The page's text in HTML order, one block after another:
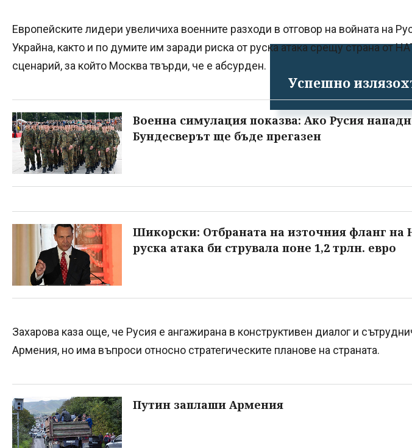
Успешно
Европейските лидери увеличиха военните разходи в отговор на войната на
Украйна, както и по думите им заради риска от руска атака срещу страна от
сценарий, за който Москва твърди, че е абсурден.
Военна симулация показва: Ако Русия
Бундесверът ще бъде прегазен
Шикорски: Отбраната на източния фланг на
руска атака би струвала поне 1,2 трлн. евро
Захарова каза още, че Русия е ангажирана в конструктивен диалог и
Армения, но има въпроси относно стратегическите планове на страната.
Путин заплаши Армения